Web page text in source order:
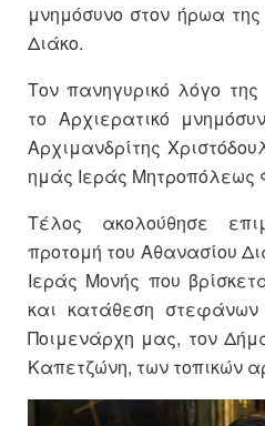
μνημόσυνο στον ήρωα
Διάκο.
Τον πανηγυρικό λόγο
το Αρχιερατικό
Αρχιμανδρίτης
ημάς Ιεράς Μητροπόλεως
Τέλος ακολούθησε
προτομή του Αθανασίου
Ιεράς Μονής που
και κατάθεση
Ποιμενάρχη μας, τον
Καπετζώνη, των τοπικών